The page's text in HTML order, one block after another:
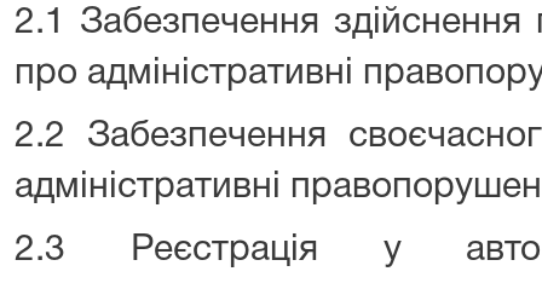
2.1 Забезпечення
про адміністративні
2.2 Забезпечення
адміністративні
2.3 Реєстрація у